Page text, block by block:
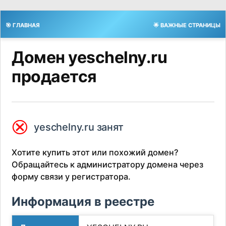
🎯 ГЛАВНАЯ 🌟 ВАЖНЫЕ СТРАНИЦЫ
Домен yeschelny.ru
продается
⮿ yeschelny.ru занят
Хотите купить этот или похожий домен?
Обращайтесь к администратору домена через
форму связи у регистратора.
Информация в реестре